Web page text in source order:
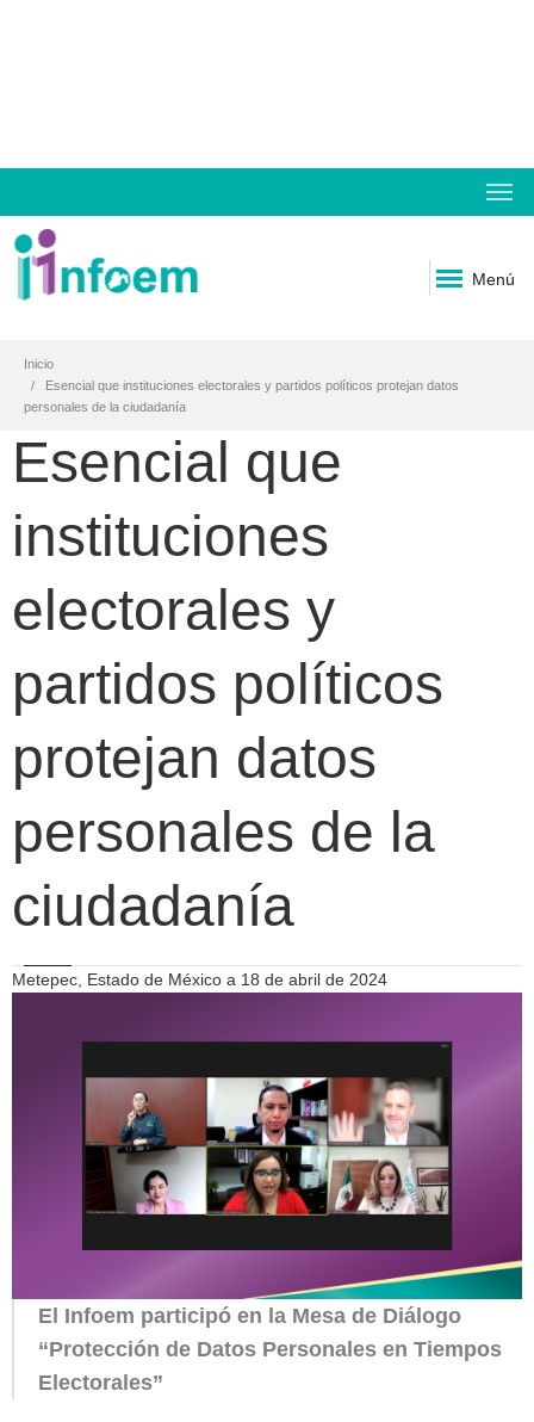
Menú
Inicio
Esencial que instituciones electorales y partidos políticos protejan datos
personales de la ciudadanía
Esencial que
instituciones
electorales y
partidos políticos
protejan datos
personales de la
ciudadanía
Metepec, Estado de México a 18 de abril de 2024
El Infoem participó en la Mesa de Diálogo
“Protección de Datos Personales en Tiempos
Electorales”